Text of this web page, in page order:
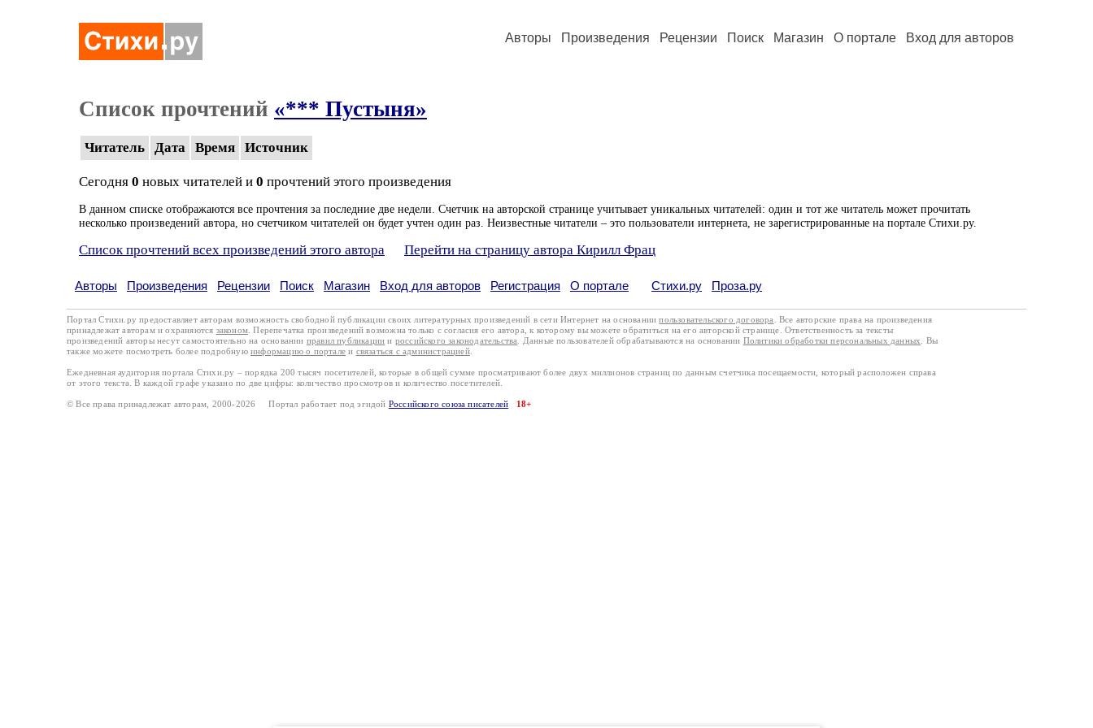
Авторы Произведения Рецензии Поиск Магазин О портале Вход для авторов
Список прочтений «*** Пустыня»
Читатель Дата Время Источник
Сегодня 0 новых читателей и 0 прочтений этого произведения
В данном списке отображаются все прочтения за последние две недели. Счетчик на авторской странице учитывает уникальных читателей: один и тот же читатель может прочитать
несколько произведений автора, но счетчиком читателей он будет учтен один раз. Неизвестные читатели – это пользователи интернета, не зарегистрированные на портале Стихи.ру.
Список прочтений всех произведений этого автора Перейти на страницу автора Кирилл Фрац
Авторы Произведения Рецензии Поиск Магазин Вход для авторов Регистрация О портале Стихи.ру Проза.ру
Портал Стихи.ру предоставляет авторам возможность свободной публикации своих литературных произведений в сети Интернет на основаниипользовательского договора
. Все авторские права на произведения
принадлежат авторам и охраняются законом . Перепечатка произведений возможна только с согласия его автора, к которому вы можете обратиться на его авторской странице. Ответственность за тексты
произведений авторы несут самостоятельно на основании правил публикации и российского законодательства . Данные пользователей обрабатываются на основании Политики обработки персональных данных
. Вы
также можете посмотреть более подробную информацию о портале и связаться с администрацией.
Ежедневная аудитория портала Стихи.ру – порядка 200 тысяч посетителей, которые в общей сумме просматривают более двух миллионов страниц по данным счетчика посещаемости, который расположен справа
от этого текста. В каждой графе указано по две цифры: количество просмотров и количество посетителей.
© Все права принадлежат авторам, 2000-2026 Портал работает под эгидой Российского союза писателей 18+